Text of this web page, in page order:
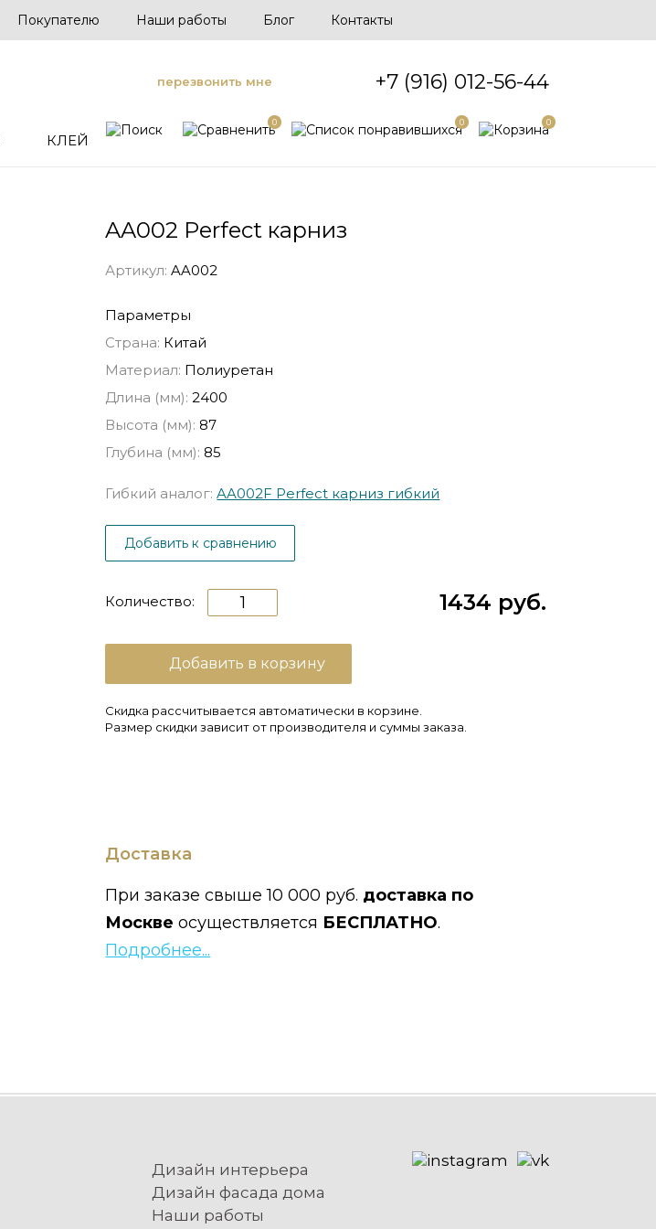
Покупателю Наши работы Блог Контакты
перезвонить мне +7 (916) 012-56-44
КЛЕЙ
0 0 0
AA002 Perfect карниз
Артикул: AA002
Параметры
Страна: Китай
Материал: Полиуретан
Длина (мм): 2400
Высота (мм): 87
Глубина (мм): 85
Гибкий аналог:AA002F Perfect карниз гибкий
Добавить к сравнению
1434 руб.
Количество:
Добавить в корзину
Скидка рассчитывается автоматически в корзине.
Размер скидки зависит от производителя и суммы заказа.
Доставка
При заказе свыше 10 000 руб. доставка по
Москве осуществляется БЕСПЛАТНО.
Подробнее...
Дизайн интерьера
Дизайн фасада дома
Наши работы